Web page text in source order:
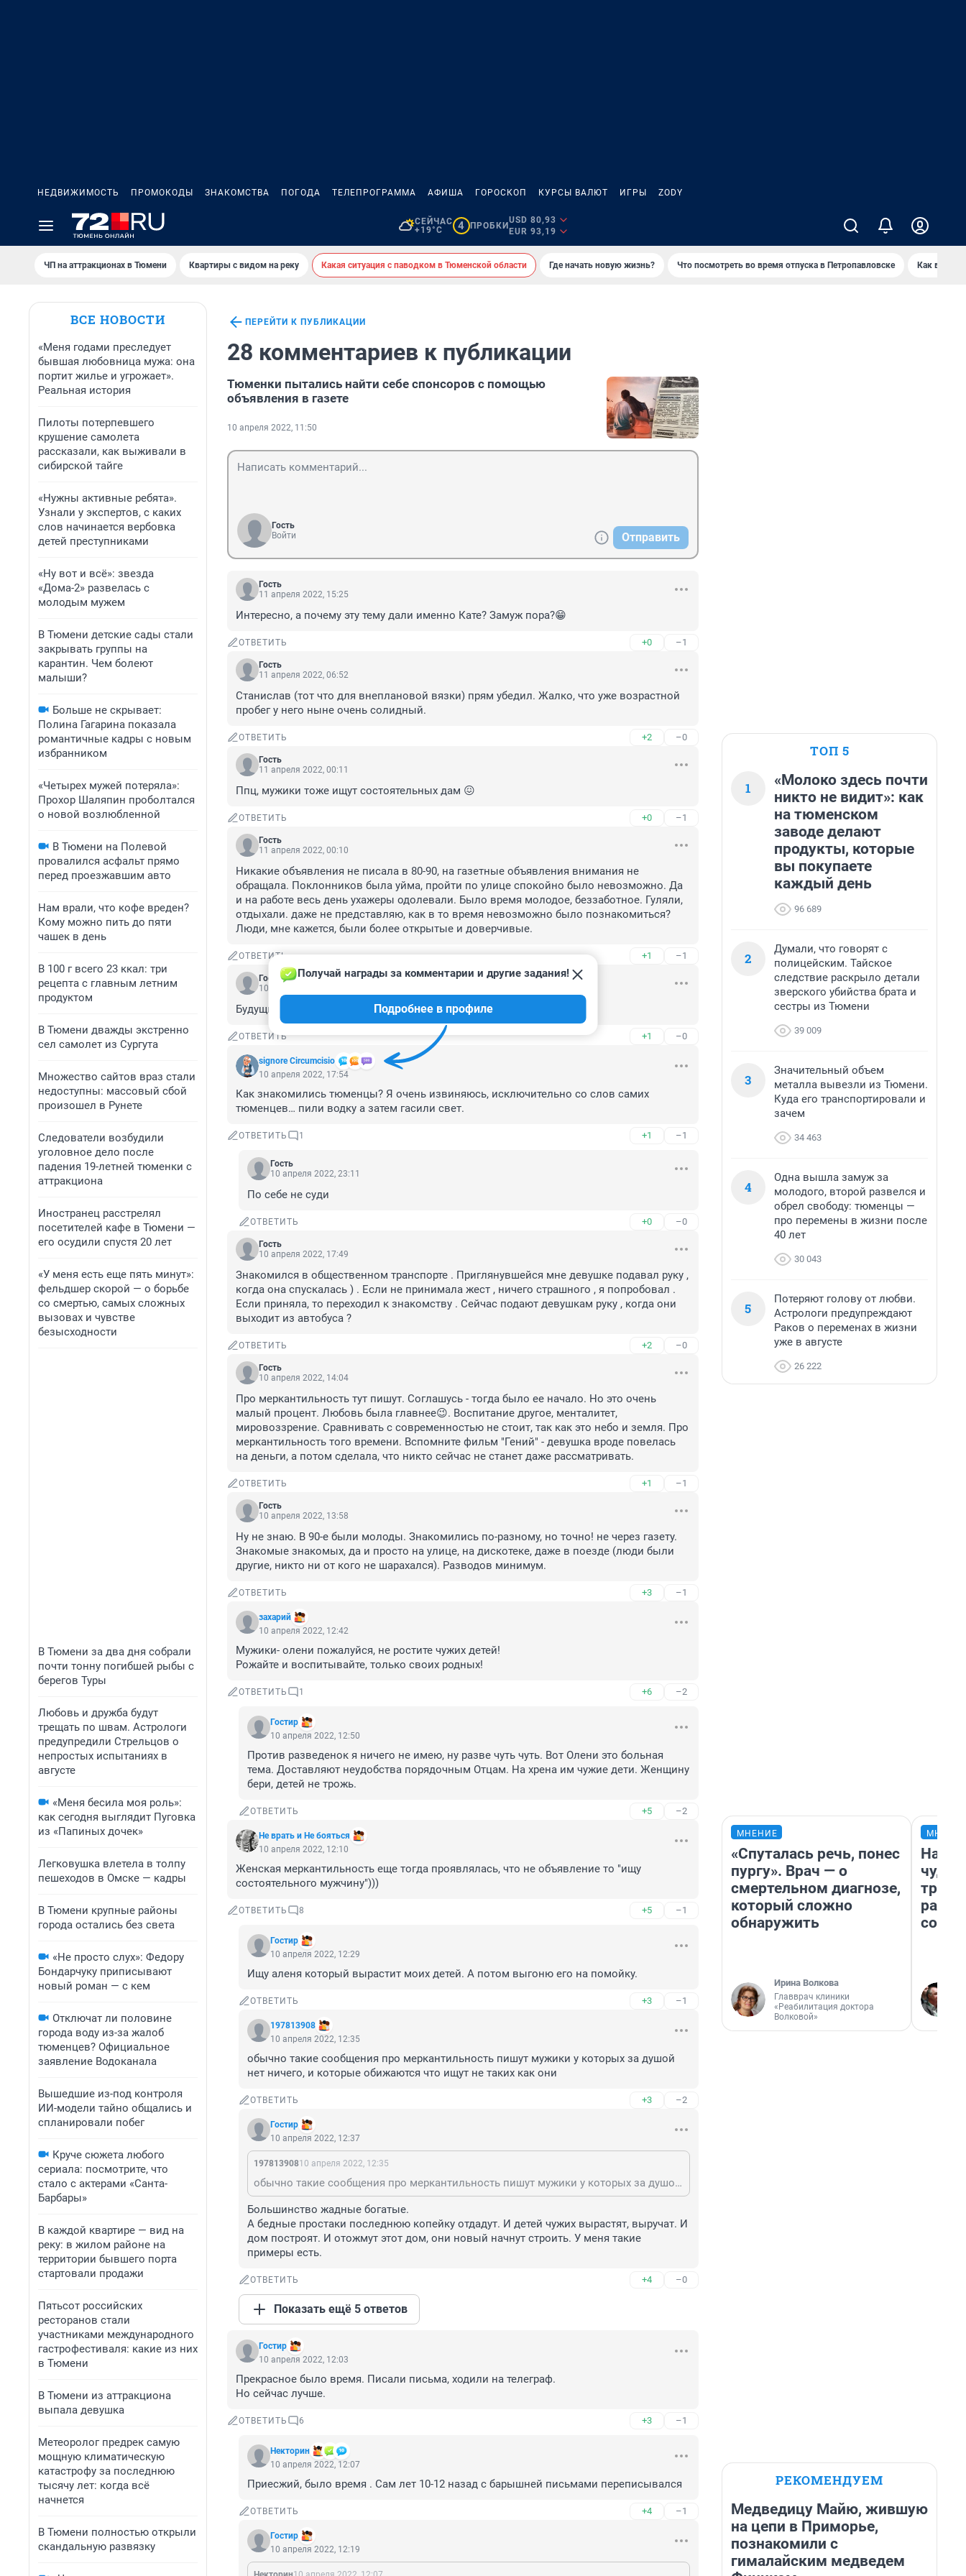
НЕДВИЖИМОСТЬ ПРОМОКОДЫ ЗНАКОМСТВА ПОГОДА ТЕЛЕПРОГРАММА АФИША ГОРОСКОП КУРСЫ ВАЛЮТ ИГРЫ ZODY
СЕЙЧАС
+19°C
4 ПРОБКИ
USD 80,93
EUR 93,19
ЧП на аттракционах в Тюмени Квартиры с видом на реку Какая ситуация с паводком в Тюменской области Где начать новую жизнь? Что посмотреть во время отпуска в Петропавловске Как
ВСЕ НОВОСТИ
«Меня годами преследует
бывшая любовница мужа: она
портит жилье и угрожает».
Реальная история
Пилоты потерпевшего
крушение самолета
рассказали, как выживали в
сибирской тайге
«Нужны активные ребята».
Узнали у экспертов, с каких
слов начинается вербовка
детей преступниками
«Ну вот и всё»: звезда
«Дома-2» развелась с
молодым мужем
В Тюмени детские сады стали
закрывать группы на
карантин. Чем болеют
малыши?
Больше не скрывает:
Полина Гагарина показала
романтичные кадры с новым
избранником
«Четырех мужей потеряла»:
Прохор Шаляпин проболтался
о новой возлюбленной
В Тюмени на Полевой
провалился асфальт прямо
перед проезжавшим авто
Нам врали, что кофе вреден?
Кому можно пить до пяти
чашек в день
В 100 г всего 23 ккал: три
рецепта с главным летним
продуктом
В Тюмени дважды экстренно
сел самолет из Сургута
Множество сайтов враз стали
недоступны: массовый сбой
произошел в Рунете
Следователи возбудили
уголовное дело после
падения 19-летней тюменки с
аттракциона
Иностранец расстрелял
посетителей кафе в Тюмени —
его осудили спустя 20 лет
«У меня есть еще пять минут»:
фельдшер скорой — о борьбе
со смертью, самых сложных
вызовах и чувстве
безысходности
В Тюмени за два дня собрали
почти тонну погибшей рыбы с
берегов Туры
Любовь и дружба будут
трещать по швам. Астрологи
предупредили Стрельцов о
непростых испытаниях в
августе
«Меня бесила моя роль»:
как сегодня выглядит Пуговка
из «Папиных дочек»
Легковушка влетела в толпу
пешеходов в Омске — кадры
В Тюмени крупные районы
города остались без света
«Не просто слух»: Федору
Бондарчуку приписывают
новый роман — с кем
Отключат ли половине
города воду из-за жалоб
тюменцев? Официальное
заявление Водоканала
Вышедшие из-под контроля
ИИ-модели тайно общались и
спланировали побег
Круче сюжета любого
сериала: посмотрите, что
стало с актерами «Санта-
Барбары»
В каждой квартире — вид на
реку: в жилом районе на
территории бывшего порта
стартовали продажи
Пятьсот российских
ресторанов стали
участниками международного
гастрофестиваля: какие из них
в Тюмени
В Тюмени из аттракциона
выпала девушка
Метеоролог предрек самую
мощную климатическую
катастрофу за последнюю
тысячу лет: когда всё
начнется
В Тюмени полностью открыли
скандальную развязку
ПЕРЕЙТИ К ПУБЛИКАЦИИ
28 комментариев к публикации
Тюменки пытались найти себе спонсоров с помощью
объявления в газете
10 апреля 2022, 11:50
Гость
Войти
Отправить
Гость
11 апреля 2022, 15:25
Интересно, а почему эту тему дали именно Кате? Замуж пора?😁
ОТВЕТИТЬ +0 –1
Гость
11 апреля 2022, 06:52
Станислав (тот что для внеплановой вязки) прям убедил. Жалко, что уже возрастной
пробег у него ныне очень солидный.
ОТВЕТИТЬ +2 –0
Гость
11 апреля 2022, 00:11
Ппц, мужики тоже ищут состоятельных дам 😖
ОТВЕТИТЬ +0 –1
Гость
11 апреля 2022, 00:10
Никакие объявления не писала в 80-90, на газетные объявления внимания не
обращала. Поклонников была уйма, пройти по улице спокойно было невозможно. Да
и на работе весь день ухажеры одолевали. Было время молодое, беззаботное. Гуляли,
отдыхали. даже не представляю, как в то время невозможно было познакомиться?
Люди, мне кажется, были более открытые и доверчивые.
ОТВЕТИТЬ +1 –1
Гость
10 апреля 2022, 23:39
Будущие хранительницы рычага🤣😅
ОТВЕТИТЬ +1 –0
signore Сircumcisio
Получай награды за комментарии и другие задания!
Подробнее в профиле
10 апреля 2022, 17:54
Как знакомились тюменцы? Я очень извиняюсь, исключительно со слов самих
тюменцев… пили водку а затем гасили свет.
ОТВЕТИТЬ 1 +1 –1
Гость
10 апреля 2022, 23:11
По себе не суди
ОТВЕТИТЬ +0 –0
Гость
10 апреля 2022, 17:49
Знакомился в общественном транспорте . Приглянувшейся мне девушке подавал руку ,
когда она спускалась ) . Если не принимала жест , ничего страшного , я попробовал .
Если приняла, то переходил к знакомству . Сейчас подают девушкам руку , когда они
выходит из автобуса ?
ОТВЕТИТЬ +2 –0
Гость
10 апреля 2022, 14:04
Про меркантильность тут пишут. Соглашусь - тогда было ее начало. Но это очень
малый процент. Любовь была главнее😉. Воспитание другое, менталитет,
мировоззрение. Сравнивать с современностью не стоит, так как это небо и земля. Про
меркантильность того времени. Вспомните фильм "Гений" - девушка вроде повелась
на деньги, а потом сделала, что никто сейчас не станет даже рассматривать.
ОТВЕТИТЬ +1 –1
Гость
10 апреля 2022, 13:58
Ну не знаю. В 90-е были молоды. Знакомились по-разному, но точно! не через газету.
Знакомые знакомых, да и просто на улице, на дискотеке, даже в поезде (люди были
другие, никто ни от кого не шарахался). Разводов минимум.
ОТВЕТИТЬ +3 –1
захарий
10 апреля 2022, 12:42
Мужики- олени пожалуйся, не ростите чужих детей!
Рожайте и воспитывайте, только своих родных!
ОТВЕТИТЬ 1 +6 –2
Гостир
10 апреля 2022, 12:50
Против разведенок я ничего не имею, ну разве чуть чуть. Вот Олени это больная
тема. Доставляют неудобства порядочным Отцам. На хрена им чужие дети. Женщину
бери, детей не трожь.
ОТВЕТИТЬ +5 –2
Не врать и Не бояться
10 апреля 2022, 12:10
Женская меркантильность еще тогда проявлялась, что не объявление то "ищу
состоятельного мужчину")))
ОТВЕТИТЬ 8 +5 –1
Гостир
10 апреля 2022, 12:29
Ищу аленя который вырастит моих детей. А потом выгоню его на помойку.
ОТВЕТИТЬ +3 –1
197813908
10 апреля 2022, 12:35
обычно такие сообщения про меркантильность пишут мужики у которых за душой
нет ничего, и которые обижаются что ищут не таких как они
ОТВЕТИТЬ +3 –2
Гостир
10 апреля 2022, 12:37
19781390810 апреля 2022, 12:35
обычно такие сообщения про меркантильность пишут мужики у которых за душой нет ничего, и которые обижаются что ищут не таких как они
Большинство жадные богатые.
А бедные простаки последнюю копейку отдадут. И детей чужих вырастят, выручат. И
дом построят. И отожмут этот дом, они новый начнут строить. У меня такие
примеры есть.
ОТВЕТИТЬ +4 –0
Показать ещё 5 ответов
Гостир
10 апреля 2022, 12:03
Прекрасное было время. Писали письма, ходили на телеграф.
Но сейчас лучше.
ОТВЕТИТЬ 6 +3 –1
Некторин
10 апреля 2022, 12:07
Приесжий, было время . Сам лет 10-12 назад с барышней письмами переписывался
ОТВЕТИТЬ +4 –1
Гостир
10 апреля 2022, 12:19
ТОП 5
1
«Молоко здесь почти
никто не видит»: как
на тюменском
заводе делают
продукты, которые
вы покупаете
каждый день
96 689
2
Думали, что говорят с
полицейским. Тайское
следствие раскрыло детали
зверского убийства брата и
сестры из Тюмени
39 009
3
Значительный объем
металла вывезли из Тюмени.
Куда его транспортировали и
зачем
34 463
4
Одна вышла замуж за
молодого, второй развелся и
обрел свободу: тюменцы —
про перемены в жизни после
40 лет
30 043
5
Потеряют голову от любви.
Астрологи предупреждают
Раков о переменах в жизни
уже в августе
26 222
МНЕНИЕ
«Спуталась речь, понес
пургу». Врач — о
смертельном диагнозе,
который сложно
обнаружить
Ирина Волкова
Главврач клиники
«Реабилитация доктора
Волковой»
РЕКОМЕНДУЕМ
Медведицу Майю, жившую
на цепи в Приморье,
познакомили с
гималайским медведем